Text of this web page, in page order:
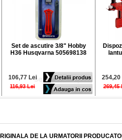
Set de ascutire 3/8" Hobby
H36 Husqvarna 505698138
106,77 Lei
116,93 Lei
254,20
269,45
DE LA URMATORII